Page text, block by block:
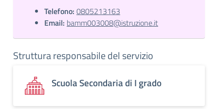
Telefono: 0805213163
Email: bamm003008@istruzione.it
Struttura responsabile del servizio
Scuola Secondaria di I grado